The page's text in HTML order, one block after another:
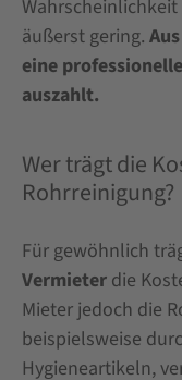
äußerst gering.
eine
auszahlt.
Wer trägt die
Rohrreinigung?
Für gewöhnlich
Vermieter die
Mieter jedoch die
beispielsweise
Hygieneartikeln,